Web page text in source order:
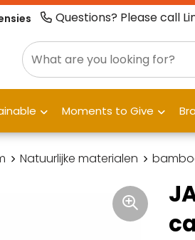
Questions? Please call
Moments to Give
Natuurlijke materialen